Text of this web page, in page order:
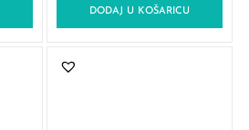
DODAJ U KOŠARICU